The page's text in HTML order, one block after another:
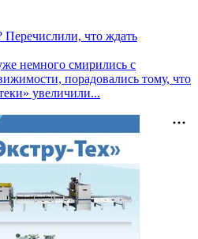
Перечислили, что ждать
немного смирились с
порадовались тому, что
увеличили...